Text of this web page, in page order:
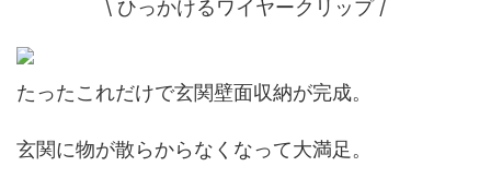
\ ひっかけるワイヤークリップ /
たったこれだけで玄関壁面収納が完成。
玄関に物が散らからなくなって大満足。